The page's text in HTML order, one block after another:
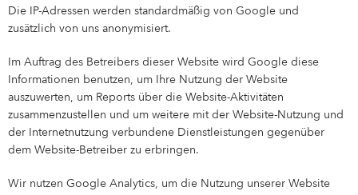
Die IP-Adressen werden standardmäßig von Google und
zusätzlich von uns anonymisiert.
Im Auftrag des Betreibers dieser Website wird Google diese
Informationen benutzen, um Ihre Nutzung der Website
auszuwerten, um Reports über die Website-Aktivitäten
zusammenzustellen und um weitere mit der Website-Nutzung und
der Internetnutzung verbundene Dienstleistungen gegenüber
dem Website-Betreiber zu erbringen.
Wir nutzen Google Analytics, um die Nutzung unserer Website